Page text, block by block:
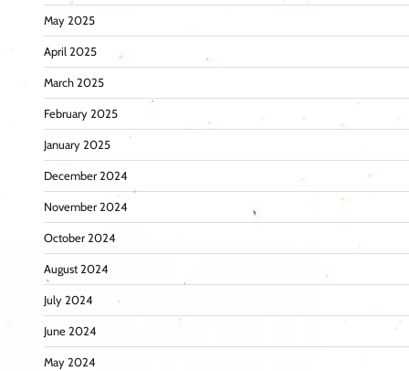
May 2025
April 2025
March 2025
February 2025
January 2025
December 2024
November 2024
October 2024
August 2024
July 2024
June 2024
May 2024